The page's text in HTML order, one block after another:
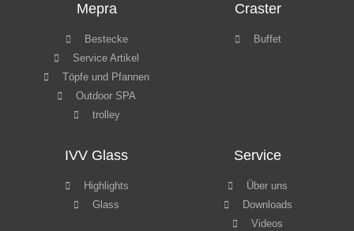
Mepra
Bestecke
Service Artikel
Töpfe und Pfannen
Outdoor SPA
trolley
Craster
Buffet
IVV Glass
Highlights
Glass
Service
Über uns
Downloads
Videos